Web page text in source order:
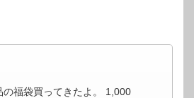
の福袋買ってきたよ。 1,000